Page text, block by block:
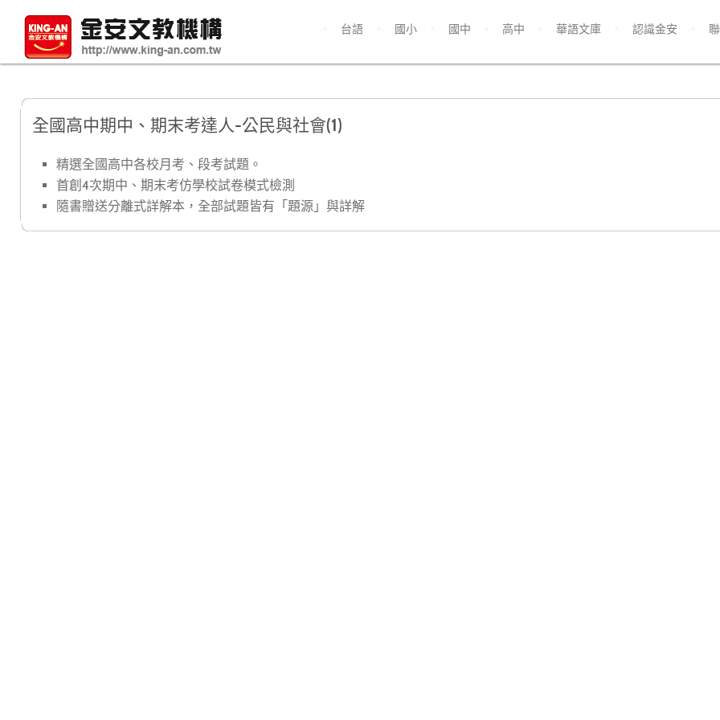
台語 國小 國中 高中 華語文庫 認識金安
全國高中期中、期末考達人-公民與社會(1)
精選全國高中各校月考、段考試題。
首創4次期中、期末考仿學校試卷模式檢測
隨書贈送分離式詳解本，全部試題皆有「題源」與詳解